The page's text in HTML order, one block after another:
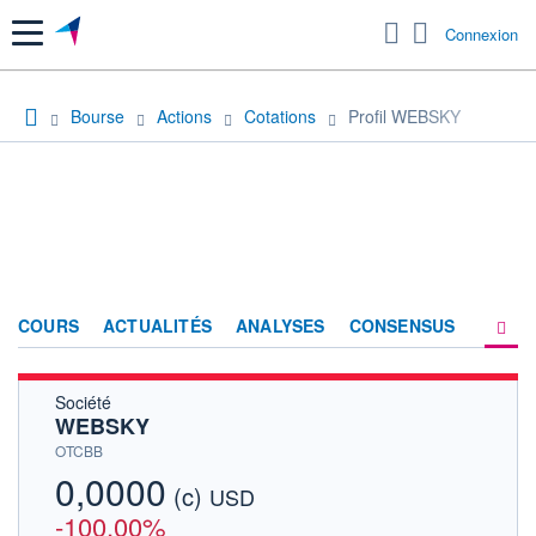
Menu Connexion
Bourse Actions Cotations Profil WEBSKY
COURS ACTUALITÉS ANALYSES CONSENSUS
Société
WEBSKY
OTCBB
0,0000 (c) USD
-100,00%